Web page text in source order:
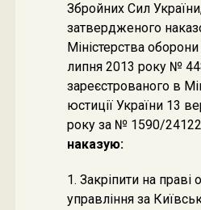
Збройних Сил
затвердженого
Міністерства
липня 2013 року №
зареєстрованого в
юстиції України 13
року за № 1590/24122
наказую:
1. Закріпити на праві
управління за